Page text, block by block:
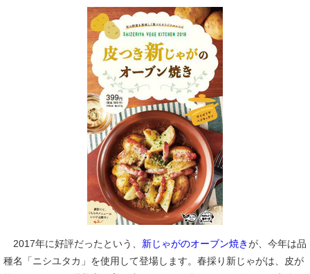
2017年に好評だったという、 新じゃがのオーブン焼きが、今年は品
種名「ニシユタカ」を使用して登場します。春採り新じゃがは、皮が